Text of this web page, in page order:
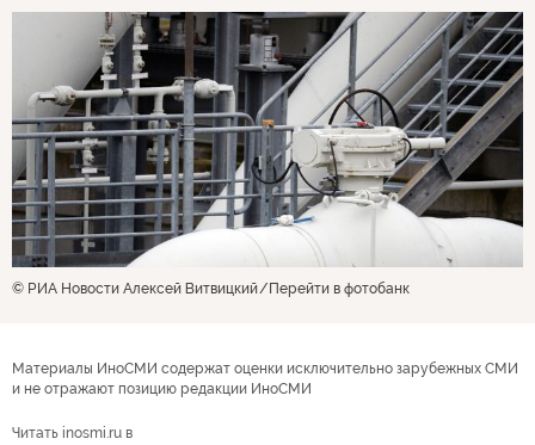
© РИА Новости Алексей Витвицкий Перейти в фотобанк
Материалы ИноСМИ содержат оценки исключительно зарубежных СМИ
и не отражают позицию редакции ИноСМИ
Читать inosmi.ru в